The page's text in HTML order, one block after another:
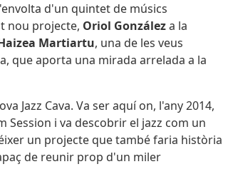
d'un quintet de músics
nou projecte, Oriol Gonzáleza la
Martiartu, una de les veus
que aporta una mirada arrelada a la
Jazz Cava. Va ser aquí on, l'any 2014,
Session i va descobrir el jazz com un
un projecte que també faria història
de reunir prop d'un miler